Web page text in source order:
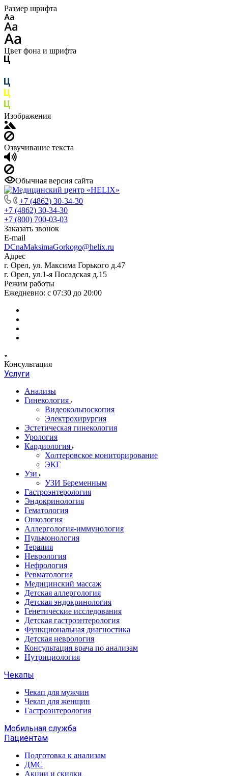
Размер шрифта
Цвет фона и шрифта
Изображения
Озвучивание текста
Обычная версия сайта
+7 (4862) 30-34-30
+7 (4862) 30-34-30
+7 (800) 700-03-03
Заказать звонок
E-mail
DCnaMaksimaGorkogo@helix.ru
Адрес
г. Орел, ул. Максима Горького д.47
г. Орел, ул.1-я Посадская д.15
Режим работы
Ежедневно: с 07:30 до 20:00
Консультация
Услуги
Анализы
Гинекология
Видеокольпоскопия
Электрохирургия
Эстетическая гинекология
Урология
Кардиология
Холтеровское мониторирование
ЭКГ
Узи
УЗИ Беременным
Гастроэнтерология
Эндокринология
Гематология
Онкология
Аллергология-иммунология
Пульмонология
Терапия
Неврология
Нефрология
Ревматология
Медицинский массаж
Детская аллергология
Детская эндокринология
Генетические исследования
Детская гастроэнтерология
Функциональная диагностика
Детская неврология
Консультация врача по анализам
Нутрициология
Чекапы
Чекап для мужчин
Чекап для женщин
Гастроэнтерология
Мобильная служба
Пациентам
Подготовка к анализам
­ДМС
­Акции и скидки